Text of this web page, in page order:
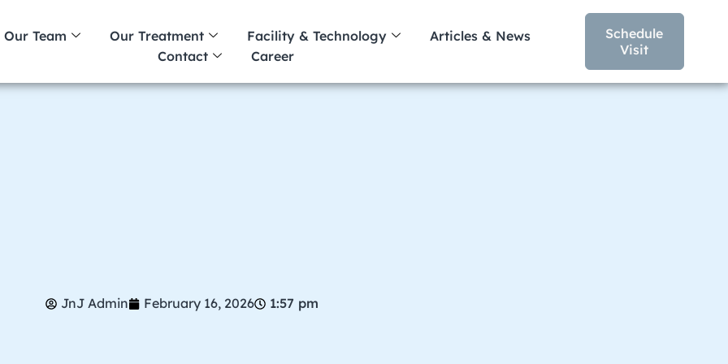
Our Team Our Treatment Facility & Technology
Articles & News
Contact
Career
Schedule
Visit
JnJ Admin February 16, 2026 1:57 pm